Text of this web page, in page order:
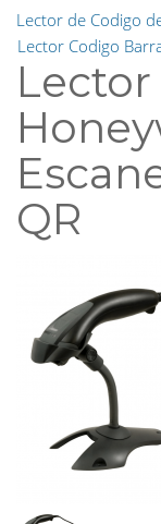
Lector de Codigo
Lector Codigo
QR